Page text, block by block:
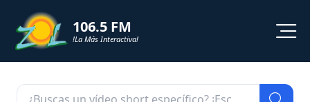
106.5 FM
!La Más Interactiva!